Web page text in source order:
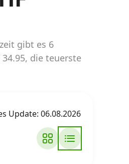
gibt es 6
die teuerste
Update: 06.08.2026